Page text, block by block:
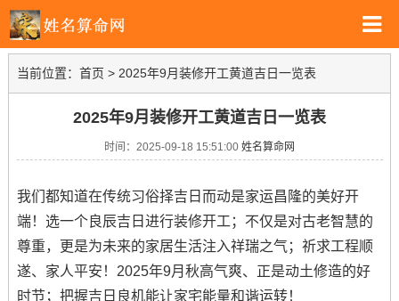
当前位置： 首页 > 2025年9月装修开工黄道吉日一览表
2025年9月装修开工黄道吉日一览表
时间：2025-09-18 15:51:00 姓名算命网
我们都知道在传统习俗择吉日而动是家运昌隆的美好开
端！选一个良辰吉日进行装修开工；不仅是对古老智慧的
尊重，更是为未来的家居生活注入祥瑞之气；祈求工程顺
遂、家人平安！2025年9月秋高气爽、正是动土修造的好
时节；把握吉日良机能让家宅能量和谐运转！